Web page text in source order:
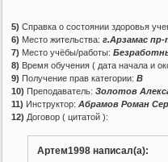
5) Справка о состоянии здоровья
6) Место жительства: г.Арзамас
7) Место учёбы/работы:
8) Время обучения ( дата начала и
9) Получение прав категории: В
10) Преподаватель: Золотов
11) Инструктор: Абрамов Роман
12) Договор ( цитатой ):
Артем1998 написал(а):